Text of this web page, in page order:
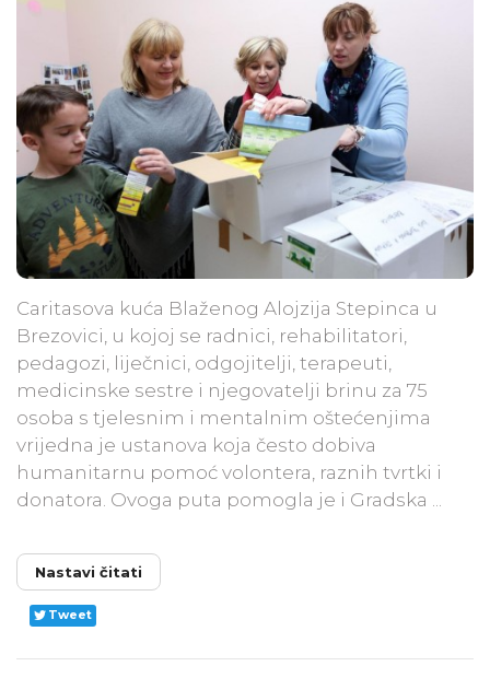
Caritasova kuća Blaženog Alojzija Stepinca u
Brezovici, u kojoj se radnici, rehabilitatori,
pedagozi, liječnici, odgojitelji, terapeuti,
medicinske sestre i njegovatelji brinu za 75
osoba s tjelesnim i mentalnim oštećenjima
vrijedna je ustanova koja često dobiva
humanitarnu pomoć volontera, raznih tvrtki i
donatora. Ovoga puta pomogla je i Gradska ...
Nastavi čitati
Tweet